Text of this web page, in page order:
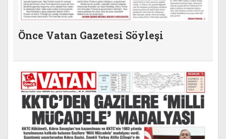
Önce Vatan Gazetesi Söyleşi